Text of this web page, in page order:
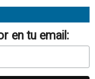
en tu email: